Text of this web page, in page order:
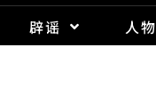
辟谣 人物